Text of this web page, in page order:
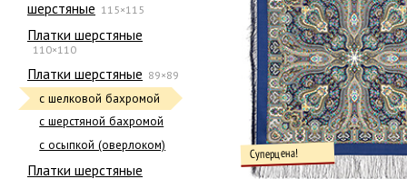
шерстяные 115×115
Платки шерстяные
110×110
Платки шерстяные 89×89
с шелковой бахромой
с шерстяной бахромой
с осыпкой (оверлоком)
Платки шерстяные
Суперцена!